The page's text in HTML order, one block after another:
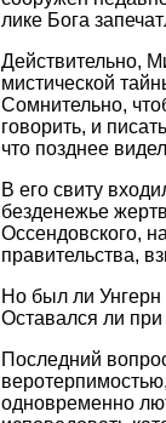
лике Бога
Действительно,
мистической
Сомнительно,
говорить, и
что позднее
В его свиту
безденежье
Оссендовского,
правительства,
Но был ли
Оставался ли
Последний
одновременно